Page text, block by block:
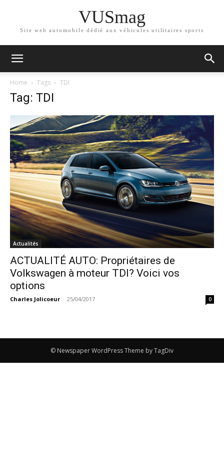
VUSmag
Site web automobile dédié aux véhicules utilitaires sports
Home Tags TDI
Tag: TDI
Actualités
ACTUALITÉ AUTO: Propriétaires de
Volkswagen à moteur TDI? Voici vos
options
Charles Jolicoeur - 25/04/2017 0
© Newspaper WordPress Theme by TagDiv